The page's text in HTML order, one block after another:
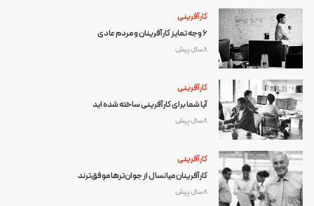
کارآفرینی
6 وجه تمایز کارآفرینان و مردم عادی
8 سال پیش
کارآفرینی
آیا شما برای کارآفرینی ساخته شده اید
8 سال پیش
کارآفرینی
کارآفرینان میانسال از جوان‌ترها موفق‌ترند
8 سال پیش